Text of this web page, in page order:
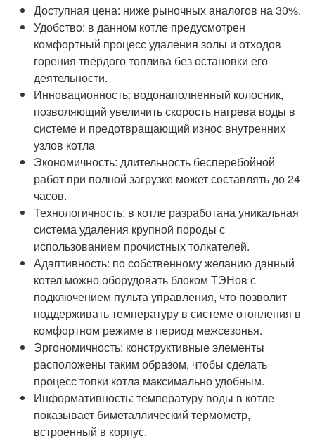
Доступная цена: ниже рыночных аналогов на 30%.
Удобство: в данном котле предусмотрен
комфортный процесс удаления золы и отходов
горения твердого топлива без остановки его
деятельности.
Инновационность: водонаполненный колосник,
позволяющий увеличить скорость нагрева воды в
системе и предотвращающий износ внутренних
узлов котла
Экономичность: длительность бесперебойной
работ при полной загрузке может составлять до 24
часов.
Технологичность: в котле разработана уникальная
система удаления крупной породы с
использованием прочистных толкателей.
Адаптивность: по собственному желанию данный
котел можно оборудовать блоком ТЭНов с
подключением пульта управления, что позволит
поддерживать температуру в системе отопления в
комфортном режиме в период межсезонья.
Эргономичность: конструктивные элементы
расположены таким образом, чтобы сделать
процесс топки котла максимально удобным.
Информативность: температуру воды в котле
показывает биметаллический термометр,
встроенный в корпус.